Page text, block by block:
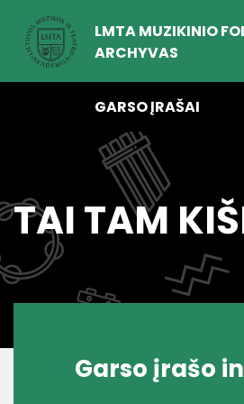
LMTA MUZIKINIO
ARCHYVAS
GARSO ĮRAŠAI
TAI TAM
Garso įrašo